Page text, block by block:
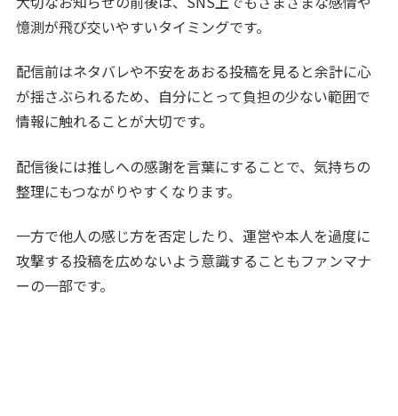
憶測が飛び交いやすいタイミングです。
配信前はネタバレや不安をあおる投稿を見ると余計に心
が揺さぶられるため、自分にとって負担の少ない範囲で
情報に触れることが大切です。
配信後には推しへの感謝を言葉にすることで、気持ちの
整理にもつながりやすくなります。
一方で他人の感じ方を否定したり、運営や本人を過度に
攻撃する投稿を広めないよう意識することもファンマナ
ーの一部です。